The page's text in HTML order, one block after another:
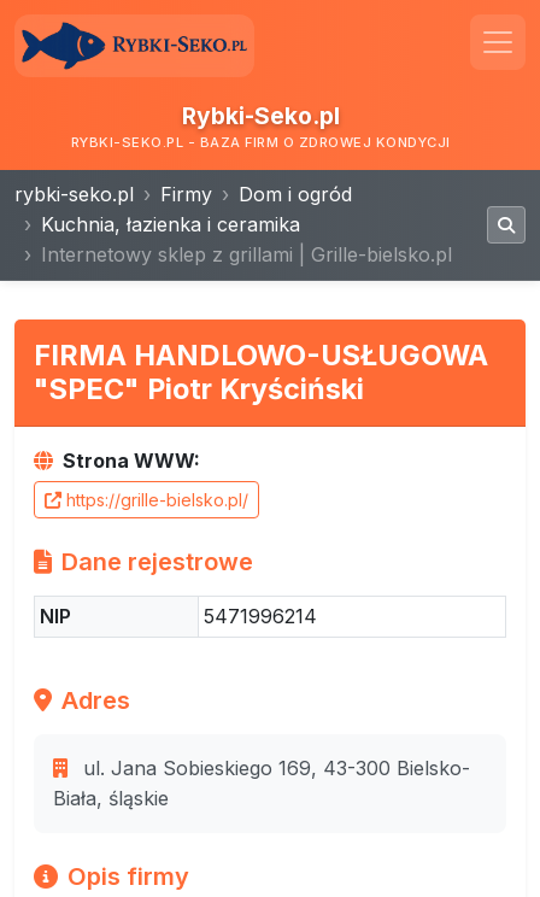
Rybki-Seko.pl
RYBKI-SEKO.PL - BAZA FIRM O ZDROWEJ KONDYCJI
rybki-seko.pl Firmy
Dom i ogród
Kuchnia, łazienka i ceramika
Internetowy sklep z grillami | Grille-bielsko.pl
FIRMA HANDLOWO-USŁUGOWA
"SPEC" Piotr Kryściński
Strona WWW:
https://grille-bielsko.pl/
Dane rejestrowe
NIP 5471996214
Adres
ul. Jana Sobieskiego 169, 43-300 Bielsko-
Biała, śląskie
Opis firmy